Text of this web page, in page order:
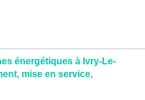
énergétiques à Ivry-Le-
mise en service,